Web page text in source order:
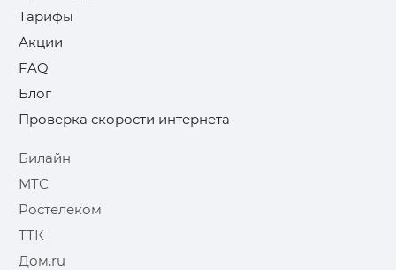
Тарифы
Акции
FAQ
Блог
Проверка скорости интернета
Билайн
МТС
Ростелеком
ТТК
Дом.ru